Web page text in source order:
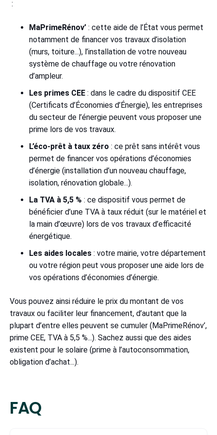
:
MaPrimeRénov’ : cette aide de l’État vous permet
notamment de financer vos travaux d’isolation
(murs, toiture...), l’installation de votre nouveau
système de chauffage ou votre rénovation
d’ampleur.
Les primes CEE : dans le cadre du dispositif CEE
(Certificats d’Économies d’Énergie), les entreprises
du secteur de l’énergie peuvent vous proposer une
prime lors de vos travaux.
L’éco-prêt à taux zéro : ce prêt sans intérêt vous
permet de financer vos opérations d’économies
d’énergie (installation d’un nouveau chauffage,
isolation, rénovation globale...).
La TVA à 5,5 % : ce dispositif vous permet de
bénéficier d’une TVA à taux réduit (sur le matériel et
la main d’œuvre) lors de vos travaux d’efficacité
énergétique.
Les aides locales : votre mairie, votre département
ou votre région peut vous proposer une aide lors de
vos opérations d’économies d’énergie.
Vous pouvez ainsi réduire le prix du montant de vos
travaux ou faciliter leur financement, d’autant que la
plupart d’entre elles peuvent se cumuler (MaPrimeRénov’,
prime CEE, TVA à 5,5 %...). Sachez aussi que des aides
existent pour le solaire (prime à l’autoconsommation,
obligation d’achat...).
FAQ